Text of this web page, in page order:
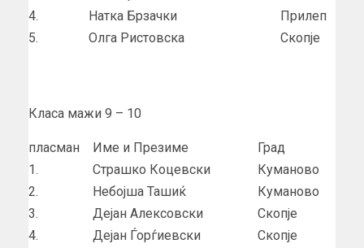
4.
Натка Брзачки
Прилеп
5.
Олга Ристовска Скопје
Класа мажи 9 – 10
пласман Име и Презиме
Град
1.
Страшко Коцевски
Куманово
2.
Небојша Ташиќ
Куманово
3.
Дејан Алексовски
Скопје
4.
Дејан Ѓорѓиевски
Скопје